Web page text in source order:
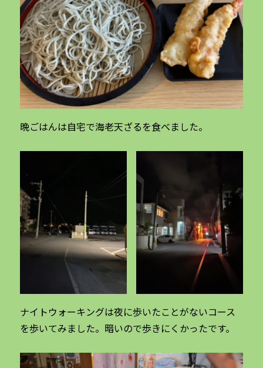
晩ごはんは自宅で海老天ざるを食べました。
ナイトウォーキングは夜に歩いたことがないコース
を歩いてみました。暗いので歩きにくかったです。